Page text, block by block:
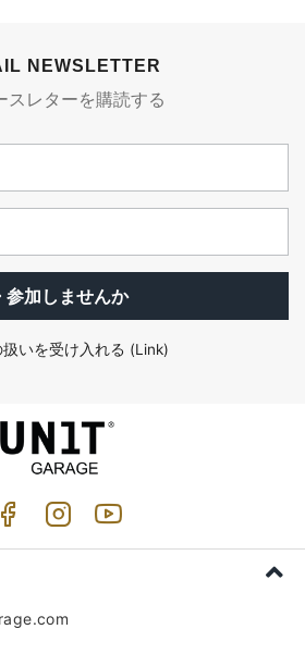
NEWSLETTER
スレターを購読する
参加しませんか
いを受け入れる (Link)